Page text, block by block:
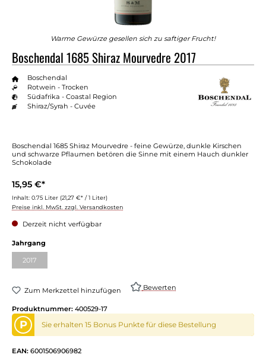
Warme Gewürze gesellen sich zu saftiger Frucht!
Boschendal 1685 Shiraz Mourvedre 2017
Boschendal
Rotwein - Trocken
Südafrika - Coastal Region
Shiraz/Syrah - Cuvée
Boschendal 1685 Shiraz Mourvedre - feine Gewürze, dunkle Kirschen
und schwarze Pflaumen betören die Sinne mit einem Hauch dunkler
Schokolade
15,95 €*
Inhalt: 0.75 Liter (21,27 €* / 1 Liter)
Preise inkl. MwSt. zzgl. Versandkosten
Derzeit nicht verfügbar
Jahrgang
2017
Zum Merkzettel hinzufügen Bewerten
Produktnummer: 400529-17
P Sie erhalten 15 Bonus Punkte für diese Bestellung
EAN: 6001506906982